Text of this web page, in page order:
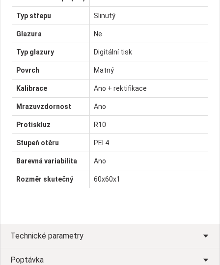
Typ střepu Slinutý
Glazura Ne
Typ glazury Digitální tisk
Povrch Matný
Kalibrace Ano + rektifikace
Mrazuvzdornost Ano
Protiskluz R10
Stupeň otěru PEI 4
Barevná variabilita Ano
Rozměr skutečný 60x60x1
Technické parametry
Poptávka